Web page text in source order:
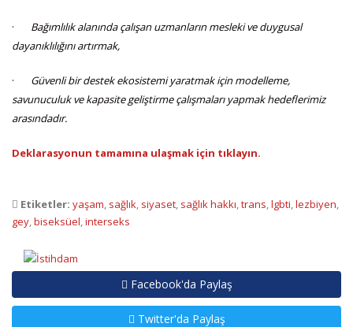
· Bağımlılık alanında çalışan uzmanların mesleki ve duygusal
dayanıklılığını artırmak,
· Güvenli bir destek ekosistemi yaratmak için modelleme,
savunuculuk ve kapasite geliştirme çalışmaları yapmak hedeflerimiz
arasındadır.
Deklarasyonun tamamına ulaşmak için tıklayın.
Etiketler: yaşam, sağlık, siyaset, sağlık hakkı,trans,lgbti,lezbiyen,
gey,biseksüel,interseks
Facebook'da Paylaş
Twitter'da Paylaş